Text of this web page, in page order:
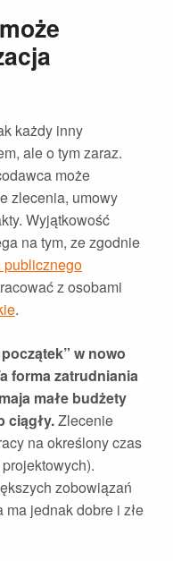
każdy inny
ale o tym zaraz.
może
zlecenia, umowy
Wyjątkowość
na tym, ze zgodnie
publicznego
z osobami
.
w nowo
forma zatrudniania
małe budżety
ciągły.Zlecenie
na określony czas
zobowiązań
jednak dobre i złe